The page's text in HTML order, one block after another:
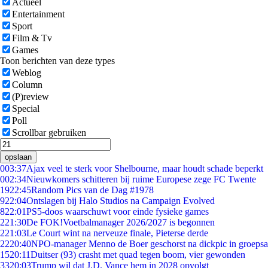
Actueel
Entertainment
Sport
Film & Tv
Games
Toon berichten van deze types
Weblog
Column
(P)review
Special
Poll
Scrollbar gebruiken
opslaan
003:37Ajax veel te sterk voor Shelbourne, maar houdt schade beperkt
002:34Nieuwkomers schitteren bij ruime Europese zege FC Twente
1922:45Random Pics van de Dag #1978
922:04Ontslagen bij Halo Studios na Campaign Evolved
822:01PS5-doos waarschuwt voor einde fysieke games
221:30De FOK!Voetbalmanager 2026/2027 is begonnen
221:03Le Court wint na nerveuze finale, Pieterse derde
2220:40NPO-manager Menno de Boer geschorst na dickpic in
1520:11Duitser (93) crasht met quad tegen boom, vier gewonden
3320:03Trump wil dat J.D. Vance hem in 2028 opvolgt